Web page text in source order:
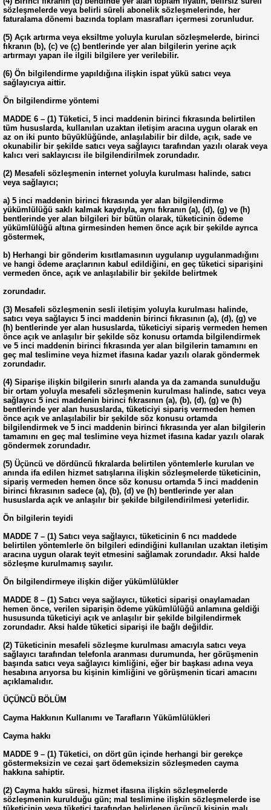
sözleşmelerde veya belirli süreli abonelik sözleşmelerinde, her
faturalama dönemi bazında toplam masrafları içermesi zorunludur.
(5) Açık artırma veya eksiltme yoluyla kurulan sözleşmelerde, birinci
fıkranın (b), (c) ve (ç) bentlerinde yer alan bilgilerin yerine açık
artırmayı yapan ile ilgili bilgilere yer verilebilir.
(6) Ön bilgilendirme yapıldığına ilişkin ispat yükü satıcı veya
sağlayıcıya aittir.
Ön bilgilendirme yöntemi
MADDE 6 – (1) Tüketici, 5 inci maddenin birinci fıkrasında belirtilen
tüm hususlarda, kullanılan uzaktan iletişim aracına uygun olarak en
az on iki punto büyüklüğünde, anlaşılabilir bir dilde, açık, sade ve
okunabilir bir şekilde satıcı veya sağlayıcı tarafından yazılı olarak veya
kalıcı veri saklayıcısı ile bilgilendirilmek zorundadır.
(2) Mesafeli sözleşmenin internet yoluyla kurulması halinde, satıcı
veya sağlayıcı;
a) 5 inci maddenin birinci fıkrasında yer alan bilgilendirme
yükümlülüğü saklı kalmak kaydıyla, aynı fıkranın (a), (d), (g) ve (h)
bentlerinde yer alan bilgileri bir bütün olarak, tüketicinin ödeme
yükümlülüğü altına girmesinden hemen önce açık bir şekilde ayrıca
göstermek,
b) Herhangi bir gönderim kısıtlamasının uygulanıp uygulanmadığını
ve hangi ödeme araçlarının kabul edildiğini, en geç tüketici siparişini
vermeden önce, açık ve anlaşılabilir bir şekilde belirtmek
zorundadır.
(3) Mesafeli sözleşmenin sesli iletişim yoluyla kurulması halinde,
satıcı veya sağlayıcı 5 inci maddenin birinci fıkrasının (a), (d), (g) ve
(h) bentlerinde yer alan hususlarda, tüketiciyi sipariş vermeden hemen
önce açık ve anlaşılır bir şekilde söz konusu ortamda bilgilendirmek
ve 5 inci maddenin birinci fıkrasında yer alan bilgilerin tamamını en
geç mal teslimine veya hizmet ifasına kadar yazılı olarak göndermek
zorundadır.
(4) Siparişe ilişkin bilgilerin sınırlı alanda ya da zamanda sunulduğu
bir ortam yoluyla mesafeli sözleşmenin kurulması halinde, satıcı veya
sağlayıcı 5 inci maddenin birinci fıkrasının (a), (b), (d), (g) ve (h)
bentlerinde yer alan hususlarda, tüketiciyi sipariş vermeden hemen
önce açık ve anlaşılabilir bir şekilde söz konusu ortamda
bilgilendirmek ve 5 inci maddenin birinci fıkrasında yer alan bilgilerin
tamamını en geç mal teslimine veya hizmet ifasına kadar yazılı olarak
göndermek zorundadır.
(5) Üçüncü ve dördüncü fıkralarda belirtilen yöntemlerle kurulan ve
anında ifa edilen hizmet satışlarına ilişkin sözleşmelerde tüketicinin,
sipariş vermeden hemen önce söz konusu ortamda 5 inci maddenin
birinci fıkrasının sadece (a), (b), (d) ve (h) bentlerinde yer alan
hususlarda açık ve anlaşılır bir şekilde bilgilendirilmesi yeterlidir.
Ön bilgilerin teyidi
MADDE 7 – (1) Satıcı veya sağlayıcı, tüketicinin 6 ncı maddede
belirtilen yöntemlerle ön bilgileri edindiğini kullanılan uzaktan iletişim
aracına uygun olarak teyit etmesini sağlamak zorundadır. Aksi halde
sözleşme kurulmamış sayılır.
Ön bilgilendirmeye ilişkin diğer yükümlülükler
MADDE 8 – (1) Satıcı veya sağlayıcı, tüketici siparişi onaylamadan
hemen önce, verilen siparişin ödeme yükümlülüğü anlamına geldiği
hususunda tüketiciyi açık ve anlaşılır bir şekilde bilgilendirmek
zorundadır. Aksi halde tüketici siparişi ile bağlı değildir.
(2) Tüketicinin mesafeli sözleşme kurulması amacıyla satıcı veya
sağlayıcı tarafından telefonla aranması durumunda, her görüşmenin
başında satıcı veya sağlayıcı kimliğini, eğer bir başkası adına veya
hesabına arıyorsa bu kişinin kimliğini ve görüşmenin ticari amacını
açıklamalıdır.
ÜÇÜNCÜ BÖLÜM
Cayma Hakkının Kullanımı ve Tarafların Yükümlülükleri
Cayma hakkı
MADDE 9 – (1) Tüketici, on dört gün içinde herhangi bir gerekçe
göstermeksizin ve cezai şart ödemeksizin sözleşmeden cayma
hakkına sahiptir.
(2) Cayma hakkı süresi, hizmet ifasına ilişkin sözleşmelerde
sözleşmenin kurulduğu gün; mal teslimine ilişkin sözleşmelerde ise